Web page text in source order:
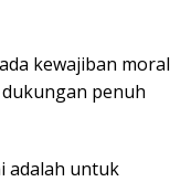
kewajiban moral
penuh
adalah untuk